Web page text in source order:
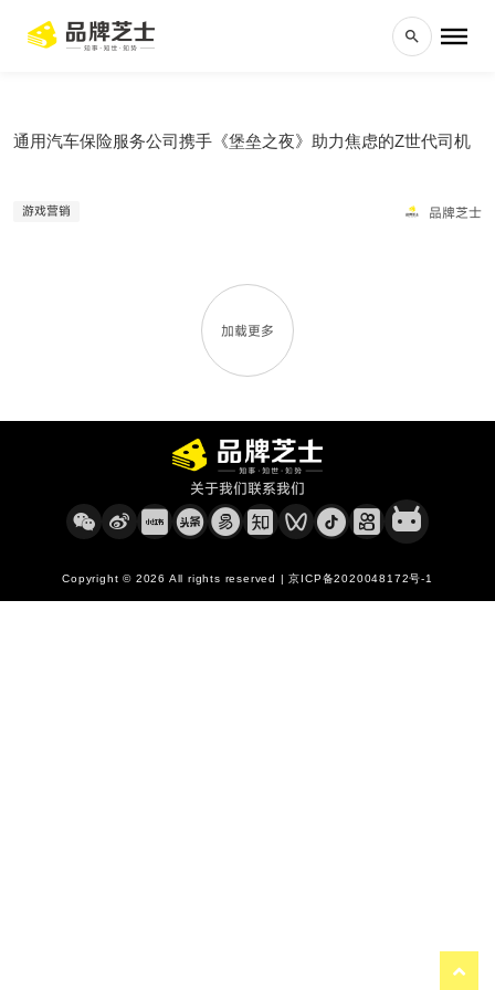
通用汽车保险服务公司携手《堡垒之夜》助力焦虑的Z世代司机
游戏营销 品牌芝士
加载更多
关于我们联系我们
Copyright © 2026 All rights reserved | 京ICP备2020048172号-1